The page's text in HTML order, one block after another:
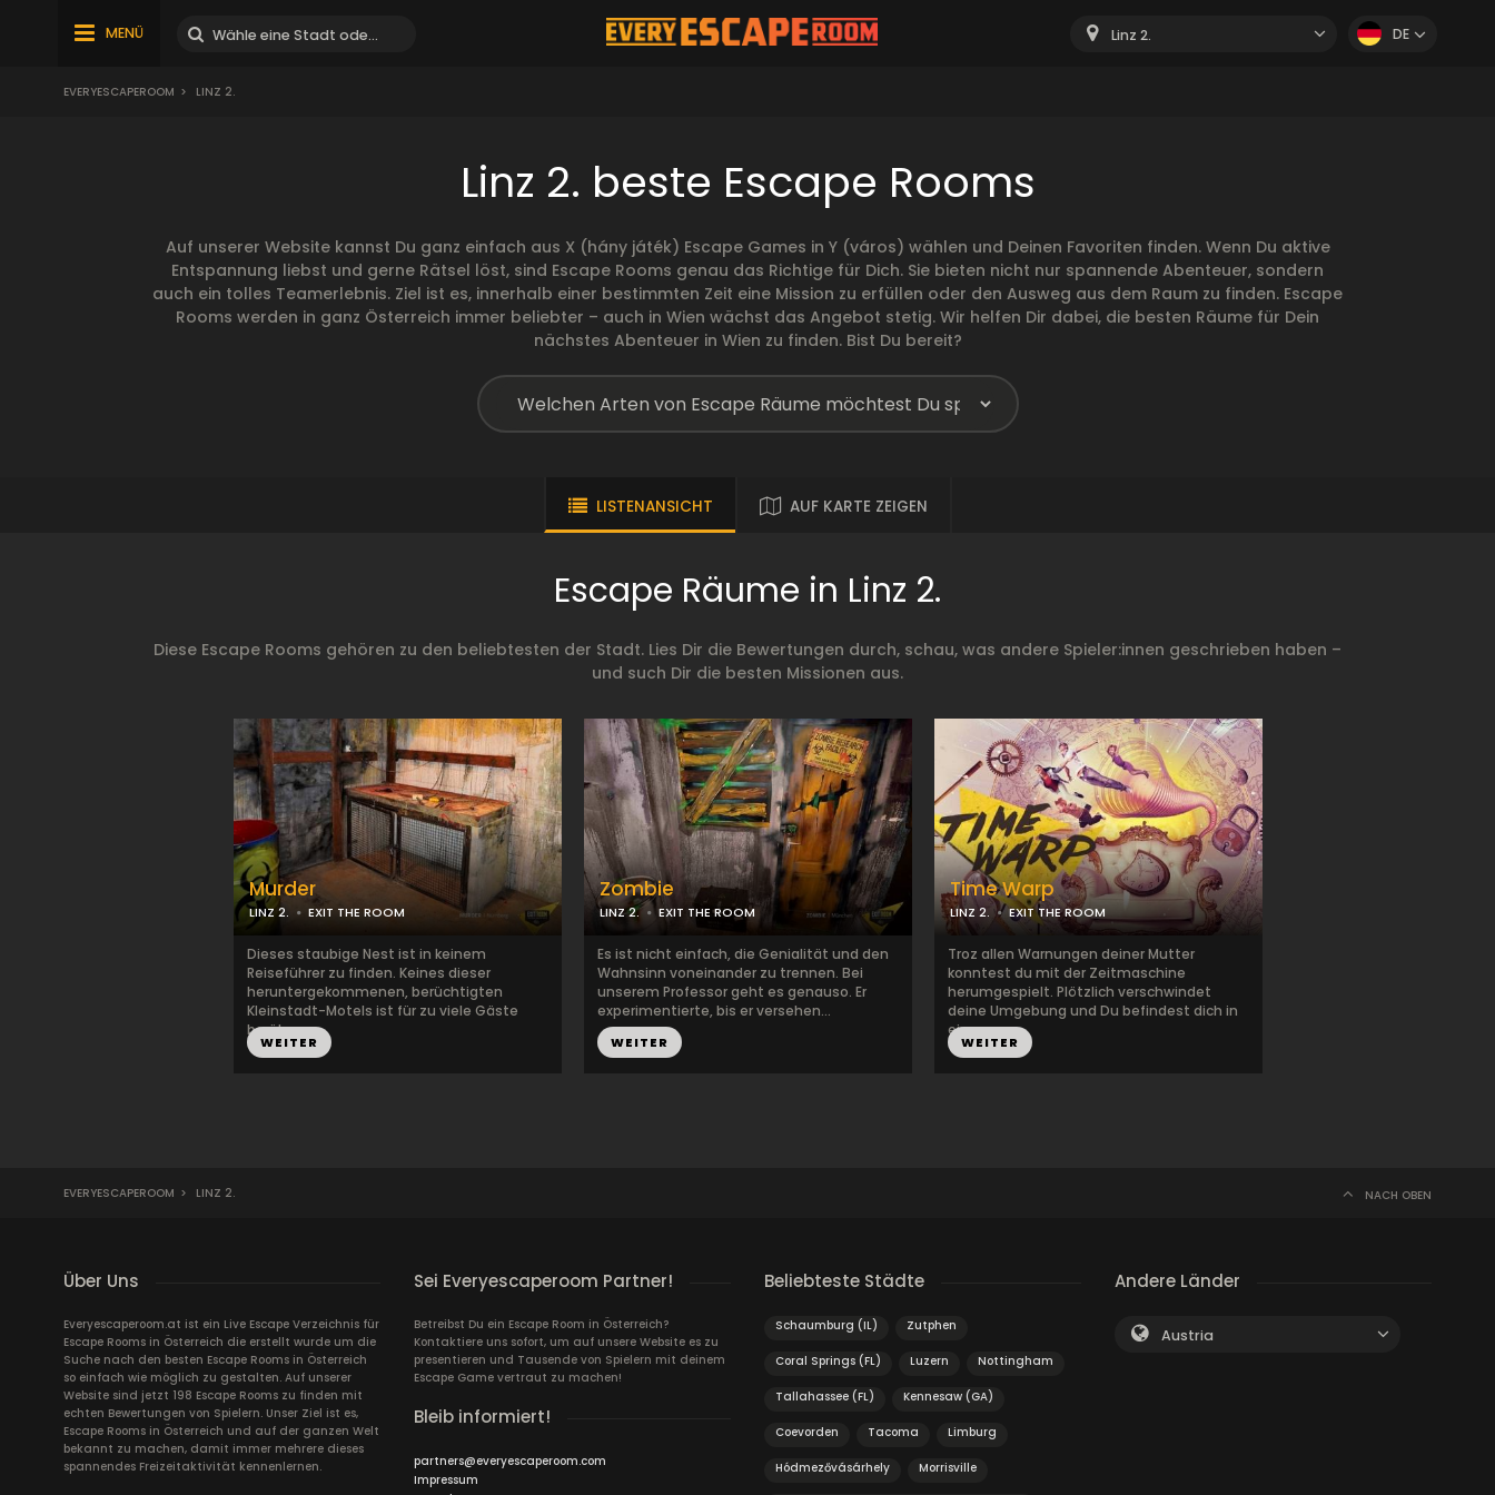
MENÜ Linz 2. DE
EVERYESCAPEROOM > LINZ 2.
Linz 2. beste Escape Rooms
Auf unserer Website kannst Du ganz einfach aus X (hány játék) Escape Games in Y (város) wählen und Deinen Favoriten finden. Wenn Du aktive
Entspannung liebst und gerne Rätsel löst, sind Escape Rooms genau das Richtige für Dich. Sie bieten nicht nur spannende Abenteuer, sondern
auch ein tolles Teamerlebnis. Ziel ist es, innerhalb einer bestimmten Zeit eine Mission zu erfüllen oder den Ausweg aus dem Raum zu finden. Escape
Rooms werden in ganz Österreich immer beliebter – auch in Wien wächst das Angebot stetig. Wir helfen Dir dabei, die besten Räume für Dein
nächstes Abenteuer in Wien zu finden. Bist Du bereit?
LISTENANSICHT AUF KARTE ZEIGEN
Escape Räume in Linz 2.
Diese Escape Rooms gehören zu den beliebtesten der Stadt. Lies Dir die Bewertungen durch, schau, was andere Spieler:innen geschrieben haben –
und such Dir die besten Missionen aus.
Murder
LINZ 2. EXIT THE ROOM
Dieses staubige Nest ist in keinem
Reiseführer zu finden. Keines dieser
heruntergekommenen, berüchtigten
Kleinstadt-Motels ist für zu viele Gäste
berühm...
WEITER
Zombie
LINZ 2. EXIT THE ROOM
Es ist nicht einfach, die Genialität und den
Wahnsinn voneinander zu trennen. Bei
unserem Professor geht es genauso. Er
experimentierte, bis er versehen...
WEITER
Time Warp
LINZ 2. EXIT THE ROOM
Troz allen Warnungen deiner Mutter
konntest du mit der Zeitmaschine
herumgespielt. Plötzlich verschwindet
deine Umgebung und Du befindest dich in
einer ...
WEITER
EVERYESCAPEROOM > LINZ 2. NACH OBEN
Über Uns
Everyescaperoom.at ist ein Live Escape Verzeichnis für
Escape Rooms in Österreich die erstellt wurde um die
Suche nach den besten Escape Rooms in Österreich
so einfach wie möglich zu gestalten. Auf unserer
Website sind jetzt 198 Escape Rooms zu finden mit
echten Bewertungen von Spielern. Unser Ziel ist es,
Escape Rooms in Österreich und auf der ganzen Welt
bekannt zu machen, damit immer mehrere dieses
spannendes Freizeitaktivität kennenlernen.
Sei Everyescaperoom Partner!
Betreibst Du ein Escape Room in Österreich?
Kontaktiere uns sofort, um auf unsere Website es zu
presentieren und Tausende von Spielern mit deinem
Escape Game vertraut zu machen!
Bleib informiert!
partners@everyescaperoom.com
Impressum
Beliebteste Städte
Schaumburg (IL) Zutphen
Coral Springs (FL) Luzern Nottingham
Tallahassee (FL) Kennesaw (GA)
Coevorden Tacoma Limburg
Hódmezővásárhely Morrisville
Andere Länder
Austria